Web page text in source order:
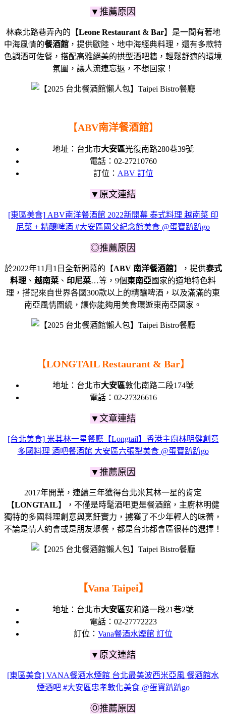
▼推薦原因
林森北路巷弄內的【Leone Restaurant & Bar】是一間有著地
中海風情的餐酒館 ， 提供歐陸、地中海經典料理， 還有多款特
色調酒可佐餐， 搭配高雅絕美的拱型酒吧牆，輕鬆舒適的環境
氛圍，讓人流連忘返，不想回家！
【ABV南洋餐酒館】
地址： 台北市大安區光復南路280巷39號
電話： 02-27210760
訂位： ABV 訂位
▼原文連結
[東區美食] ABV南洋餐酒館 2022新開幕 泰式料理 越南菜 印
尼菜 + 精釀啤酒 #大安區國父紀念館美食 @蛋寶趴趴go
◎推薦原因
於2022年11月1日全新開幕的【ABV 南洋餐酒館】，提供泰式
料理 、 越南菜 、 印尼菜…等，9個東南亞 國家的道地特色料
理，搭配來自世界各國300款以上的精釀啤酒，以及滿滿的東
南亞風情圍繞，讓你能夠用美食環遊東南亞國家。
【LONGTAIL Restaurant & Bar】
地址：台北市大安區敦化南路二段174號
電話：02-27326616
▼文章連結
[台北美食] 米其林一星餐廳【Longtail】香港主廚林明健創意
多國料理 酒吧餐酒館 大安區六張犁美食 @蛋寶趴趴go
▼推薦原因
2017年開業，連續三年獲得台北米其林一星的肯定
【LONGTAIL】，不僅是時髦酒吧更是餐酒館，主廚林明健
獨特的多國料理創意與烹飪實力，擄獲了不少年輕人的味蕾，
不論是情人約會或是朋友聚餐，都是台北都會區很棒的選擇！
【Vana Taipei】
地址： 台北市大安區安和路一段21巷2號
電話： 02-27772223
訂位： Vana餐酒水煙館 訂位
▼原文連結
[東區美食] VANA餐酒水煙館 台北最美波西米亞風 餐酒館水
煙酒吧 #大安區忠孝敦化美食 @蛋寶趴趴go
Ⓞ推薦原因